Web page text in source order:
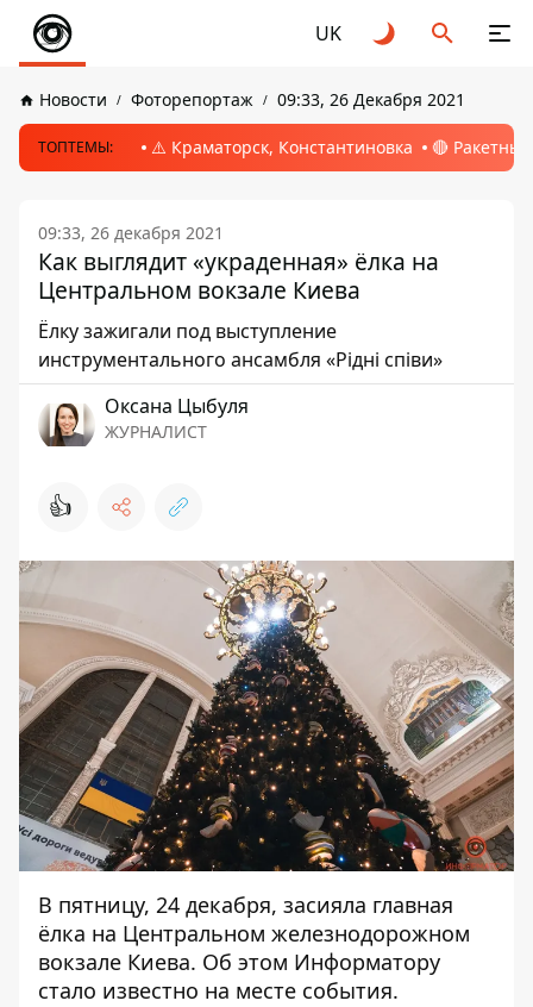
UK
Новости Фоторепортаж 09:33, 26 Декабря 2021
ТОПТЕМЫ: ⚠️ Краматорск, Константиновка 🔴
09:33, 26 декабря 2021
Как выглядит «украденная» ёлка на
Центральном вокзале Киева
Ёлку зажигали под выступление
инструментального ансамбля «Рідні співи»
Оксана Цыбуля
ЖУРНАЛИСТ
👍
В пятницу, 24 декабря, засияла главная
ёлка на Центральном железнодорожном
вокзале Киева. Об этом Информатору
стало известно на месте события.